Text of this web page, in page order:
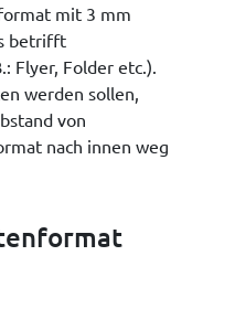
mit 3 mm
betrifft
Flyer, Folder etc.).
werden sollen,
von
nach innen weg